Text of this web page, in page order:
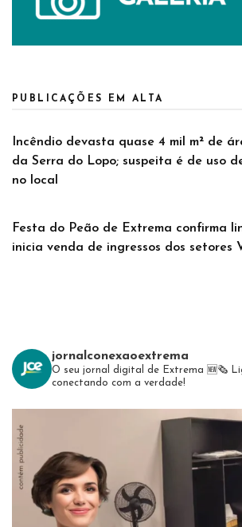
PUBLICAÇÕES EM ALTA
Incêndio devasta quase 4 mil m² de
da Serra do Lopo; suspeita é de uso
no local
Festa do Peão de Extrema confirma
inicia venda de ingressos dos setores
jornalconexaoextrema
O seu jornal digital de Extrema 🆕️🗞
conectando com a verdade!